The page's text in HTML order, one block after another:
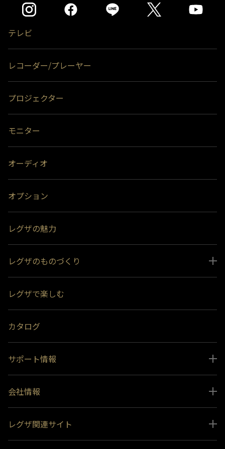
テレビ
レコーダー/プレーヤー
プロジェクター
モニター
オーディオ
オプション
レグザの魅力
レグザのものづくり
スペシャルコンテンツ
受賞履歴
レグザで楽しむ
カタログ
サポート情報
取扱説明書ダウンロード
インフォメーション 一覧
会社情報
ニュース
会社概要
レグザ関連サイト
レグザ オンラインストア